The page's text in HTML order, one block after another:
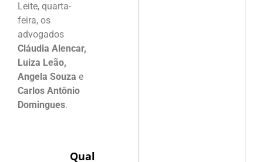
Leite, quarta-
feira, os
advogados
Cláudia Alencar,
Luiza Leão,
Angela Souza e
Carlos Antônio
Domingues.
Qual